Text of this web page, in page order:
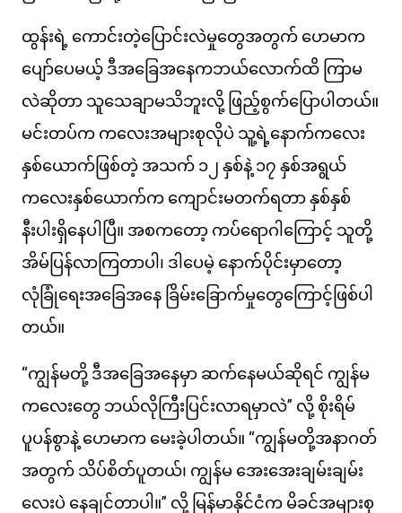
ထွန်းရဲ့ ကောင်းတဲ့ပြောင်းလဲမှုတွေအတွက် ဟေမာက
ပျော်ပေမယ့် ဒီအခြေအနေကဘယ်လောက်ထိ ကြာမ
လဲဆိုတာ သူသေချာမသိဘူးလို့ ဖြည့်စွက်ပြောပါတယ်။
မင်းတပ်က ကလေးအများစုလိုပဲ သူ့ရဲ့နောက်ကလေး
နှစ်ယောက်ဖြစ်တဲ့ အသက် ၁၂ နှစ်နဲ့ ၁၇ နှစ်အရွယ်
ကလေးနှစ်ယောက်က ကျောင်းမတက်ရတာ နှစ်နှစ်
နီးပါးရှိနေပါပြီ။ အစကတော့ ကပ်ရောဂါကြောင့် သူတို့
အိမ်ပြန်လာကြတာပါ၊ ဒါပေမဲ့ နောက်ပိုင်းမှာတော့
လုံခြုံရေးအခြေအနေ ခြိမ်းခြောက်မှုတွေကြောင့်ဖြစ်ပါ
တယ်။
“ကျွန်မတို့ ဒီအခြေအနေမှာ ဆက်နေမယ်ဆိုရင် ကျွန်မ
ကလေးတွေ ဘယ်လိုကြီးပြင်းလာရမှာလဲ” လို့ စိုးရိမ်
ပူပန်စွာနဲ့ ဟေမာက မေးခဲ့ပါတယ်။ “ကျွန်မတို့အနာဂတ်
အတွက် သိပ်စိတ်ပူတယ်၊ ကျွန်မ အေးအေးချမ်းချမ်း
လေးပဲ နေချင်တာပါ။” လို့ မြန်မာနိုင်ငံက မိခင်အများစု